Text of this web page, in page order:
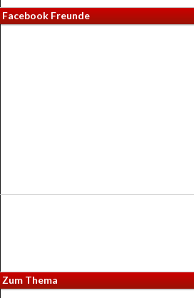
Facebook Freunde
Zum Thema